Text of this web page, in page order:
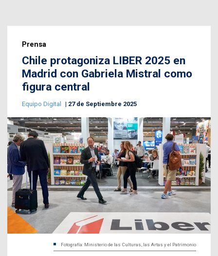
Prensa
Chile protagoniza LIBER 2025 en
Madrid con Gabriela Mistral como
figura central
Equipo Digital 27 de Septiembre 2025
Fotografía: Ministerio de las Culturas, las Artas y el Patrimonio